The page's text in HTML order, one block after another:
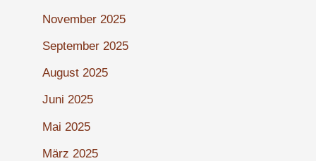
November 2025
September 2025
August 2025
Juni 2025
Mai 2025
März 2025